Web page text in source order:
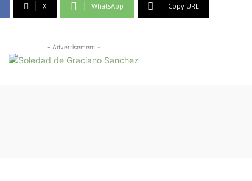
X WhatsApp Copy URL
- Advertisement -